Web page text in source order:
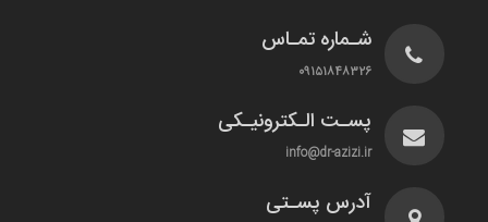
شـماره تمـاس
۰۹۱۵۱۸۴۸۳۲۶
پسـت الـکترونیـکی
info@dr-azizi.ir
آدرس پسـتی